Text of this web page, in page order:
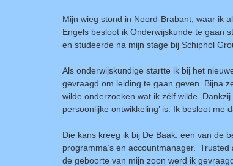
Mijn wieg stond in Noord-Brabant, waar ik
Engels besloot ik Onderwijskunde te gaan
en studeerde na mijn stage bij Schiphol
Als onderwijskundige startte ik bij het
gevraagd om leiding te gaan geven. Bijna
wilde onderzoeken wat ik zélf wilde.
persoonlijke ontwikkeling’ is. Ik besloot me
Die kans kreeg ik bij De Baak: een van de
programma’s en accountmanager.
de geboorte van mijn zoon werd ik